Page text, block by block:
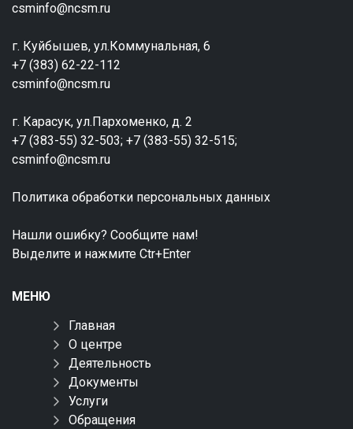
csminfo@ncsm.ru
г. Куйбышев, ул.Коммунальная, 6
+7 (383) 62-22-112
csminfo@ncsm.ru
г. Карасук, ул.Пархоменко, д. 2
+7 (383-55) 32-503; +7 (383-55) 32-515;
csminfo@ncsm.ru
Политика обработки персональных данных
Нашли ошибку? Сообщите нам!
Выделите и нажмите Ctr+Enter
МЕНЮ
Главная
О центре
Деятельность
Документы
Услуги
Обращения